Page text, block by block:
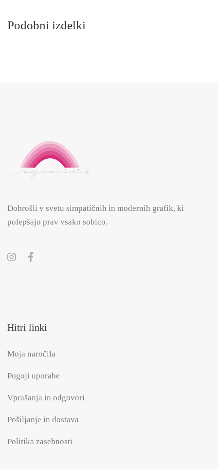
Podobni izdelki
Dobrošli v svetu simpatičnih in modernih grafik, ki
polepšajo prav vsako sobico.
Hitri linki
Moja naročila
Pogoji uporabe
Vprašanja in odgovori
Pošiljanje in dostava
Politika zasebnosti